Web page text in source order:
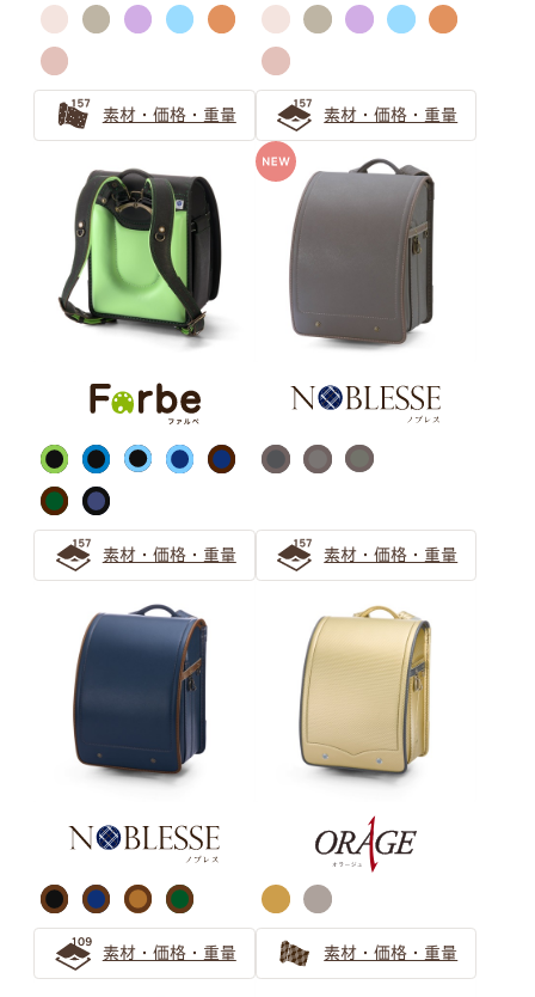
カラー選びガイド
ランドセルのカラーを選ぶのも、
お子さまにとって個性を育む大切な思い出。
世界にひとつだけの、
お子さまのお気に入りがきっと見つかるように
ランドセルカラーの選び方ガイドをお届けします。
グレー ランドセルの選び方
年入学向けの注目の色は？
グレーのランドセルは知的でスタイリッシュ！色味で個性
をプラスしよう
グレーのランドセルがおしゃれで人気！2024年のトレン
ドの予感
ベージュ ランドセルの選び方
ランドセルのベージュは女の子から大人気！
ベージュのランドセルは選び方で印象が変わる！オンリー
ワンのランドセルを見つけよう
安らぎと上品さ 「ピンクベージュ」ランドセルの選び方
グリーン ランドセルの選び方
女の子向け「ホワイト系カラー」のランドセルを選ぶなら
ミントグリーンがおすすめ！
素材・価格・重量 素材・価格・重量
素材・価格・重量 素材・価格・重量
素材・価格・重量 素材・価格・重量